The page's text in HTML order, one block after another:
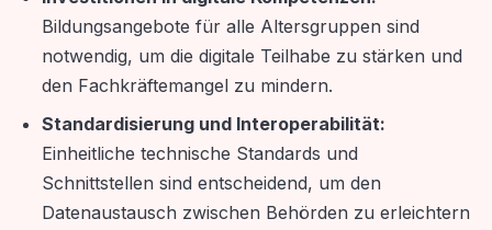
Bildungsangebote für alle Altersgruppen sind
notwendig, um die digitale Teilhabe zu stärken und
den Fachkräftemangel zu mindern.
Standardisierung und Interoperabilität:
Einheitliche technische Standards und
Schnittstellen sind entscheidend, um den
Datenaustausch zwischen Behörden zu erleichtern